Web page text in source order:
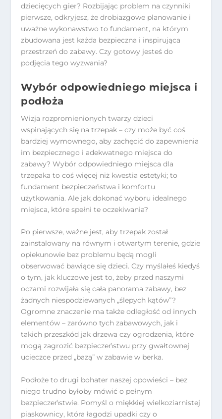
dziecięcych gier? Rozbijając problem na czynniki
pierwsze, odkryjesz, że drobiazgowe planowanie i
uważne wykonawstwo to fundament, na którym
zbudowana jest każda bezpieczna i inspirująca
przestrzeń do zabawy. Czy gotowy jesteś do
podjęcia tego wyzwania?
Wybór odpowiedniego miejsca i
podłoża
Wizja rozpromienionych twarzy dzieci
wspinających się na trzepak – czy może być coś
bardziej wymownego, aby zachęcić do zapewnienia
im bezpiecznego i adekwatnego miejsca do
zabawy? Wybór odpowiedniego miejsca dla
trzepaka to coś więcej niż kwestia estetyki; to
fundament bezpieczeństwa i komfortu
użytkowania. Ale jak dokonać wyboru idealnego
miejsca, które spełni te oczekiwania?
Po pierwsze, ważne jest, aby trzepak został
zainstalowany na równym i otwartym terenie, gdzie
opiekunowie bez problemu będą mogli
obserwować bawiące się dzieci. Czy myślałeś kiedyś
o tym, jak kluczowe jest to, żeby przed naszymi
oczami rozwijała się cała panorama zabawy, bez
żadnych niespodziewanych „ślepych kątów”?
Ogromne znaczenie ma także odległość od innych
elementów – zarówno tych zabawowych, jak i
takich przeszkód jak drzewa czy ogrodzenia, które
mogą zagrozić bezpieczeństwu przy gwałtownej
ucieczce przed „bazą” w zabawie w berka.
Podłoże to drugi bohater naszej opowieści – bez
niego trudno byłoby mówić o pełnym
bezpieczeństwie. Pomyśl o miękkiej wielkoziarnistej
piaskownicy, która łagodzi upadki czy o